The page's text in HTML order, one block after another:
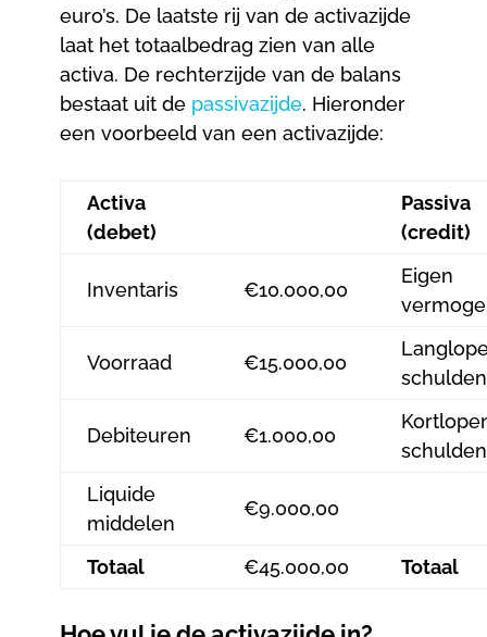
euro’s. De laatste rij van de activazijde
laat het totaalbedrag zien van alle
activa. De rechterzijde van de balans
bestaat uit de passivazijde. Hieronder
een voorbeeld van een activazijde:
Activa
(debet)
Passiva
(credit)
Inventaris €10.000,00
Eigen
Voorraad €15.000,00
schulden
Debiteuren €1.000,00
schulden
Liquide
middelen
€9.000,00
Totaal €45.000,00 Totaal